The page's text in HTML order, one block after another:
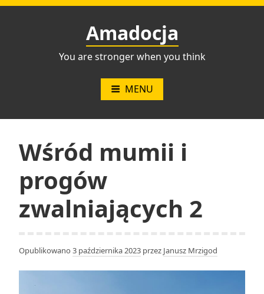
Przejdź
Amadocja
You are stronger when you think
MENU
Wśród mumii i
progów
zwalniających 2
Opublikowano 3 października 2023 przez Janusz Mrzigod